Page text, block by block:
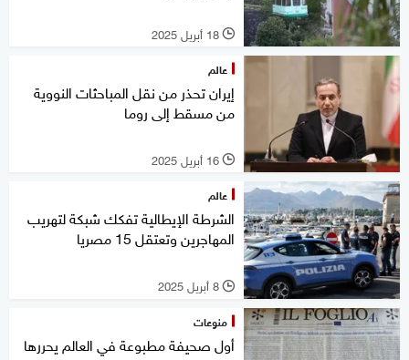
l 18 أبريل 2025
عالم
إيران تحذر من نقل المباحثات النووية
من مسقط إلى روما
l 16 أبريل 2025
عالم
الشرطة الإيطالية تفكك شبكة لتهريب
المهاجرين وتعتقل 15 مصريا
l 8 أبريل 2025
منوعات
أول صحيفة مطبوعة في العالم يحررها